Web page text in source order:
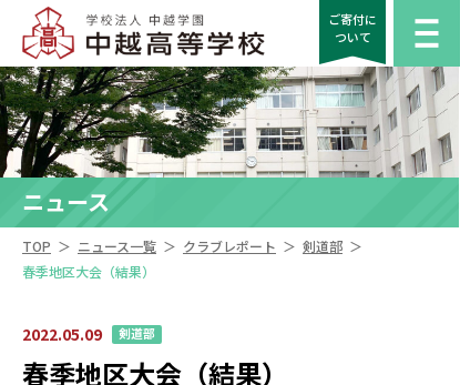
ご寄付に
ついて
ニュース
TOP ＞ ニュース一覧 ＞ クラブレポート ＞ 剣道部 ＞
春季地区大会（結果）
2022.05.09 剣道部
春季地区大会（結果）